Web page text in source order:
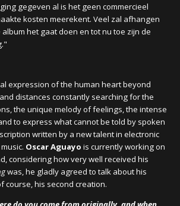
gegeven al is het geen commercieel
kosten meerekent. Veel zal afhangen
het gaat doen en tot nu toe zijn de
expression of the human heart beyond
distances constantly searching for the
the unique melody of feelings, the intense
to express what cannot be told by spoken
written by a new talent in electronic
Oscar Aguayo is currently working on
considering how very well received his
was, he gladly agreed to talk about his
course, his second creation.